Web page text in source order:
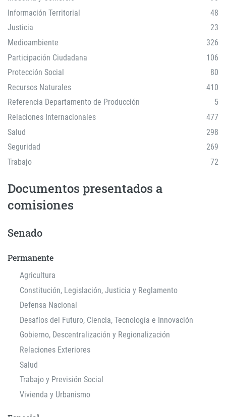
Información Territorial
48
Justicia
23
Medioambiente
326
Participación Ciudadana
106
Protección Social
80
Recursos Naturales
410
Referencia Departamento de Producción
5
Relaciones Internacionales
477
Salud
298
Seguridad
269
Trabajo
72
Documentos presentados a
comisiones
Senado
Permanente
Agricultura
Constitución, Legislación, Justicia y Reglamento
Defensa Nacional
Desafíos del Futuro, Ciencia, Tecnología e Innovación
Gobierno, Descentralización y Regionalización
Relaciones Exteriores
Salud
Trabajo y Previsión Social
Vivienda y Urbanismo